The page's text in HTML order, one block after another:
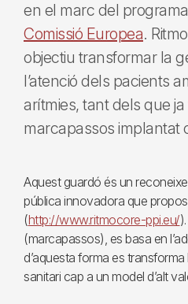
en el marc del programa
Comissió Europea.
objectiu transformar la
l’atenció dels pacients
arítmies, tant dels que
marcapassos implantat
Aquest guardó és un
pública innovadora que
(http://www.ritmocore-ppi.eu/
(marcapassos), es basa en
d’aquesta forma es
sanitari cap a un model d’alt